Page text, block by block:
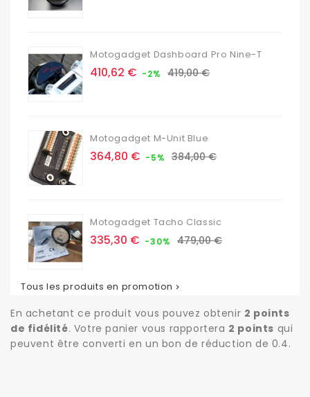
Motogadget Dashboard Pro Nine-T
Prix
410,62 € -2% Prix
419,00 €
Motogadget M-Unit Blue
Prix
364,80 € -5% Prix
384,00 €
Motogadget Tacho Classic
Prix
335,30 € -30% Prix
479,00 €
Tous les produits en promotion 
En achetant ce produit vous pouvez obtenir 2 points
de fidélité. Votre panier vous rapportera 2 points qui
peuvent être converti en un bon de réduction de 0.4.